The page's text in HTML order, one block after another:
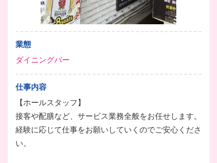
業態
ダイニングバー
仕事内容
【ホールスタッフ】
接客や配膳など、サービス業務全般をお任せします。
経験に応じて仕事をお願いしていくのでご安心くださ
い。